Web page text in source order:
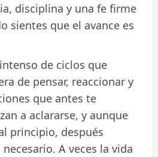
disciplina y una fe firme
sientes que el avance es
de ciclos que
de pensar, reaccionar y
que antes te
a aclararse, y aunque
principio, después
A veces la vida